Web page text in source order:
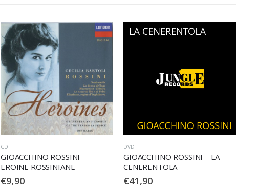
CD
GIOACCHINO ROSSINI –
EROINE ROSSINIANE
€9,90
DVD
GIOACCHINO ROSSINI – LA
CENERENTOLA
€41,90